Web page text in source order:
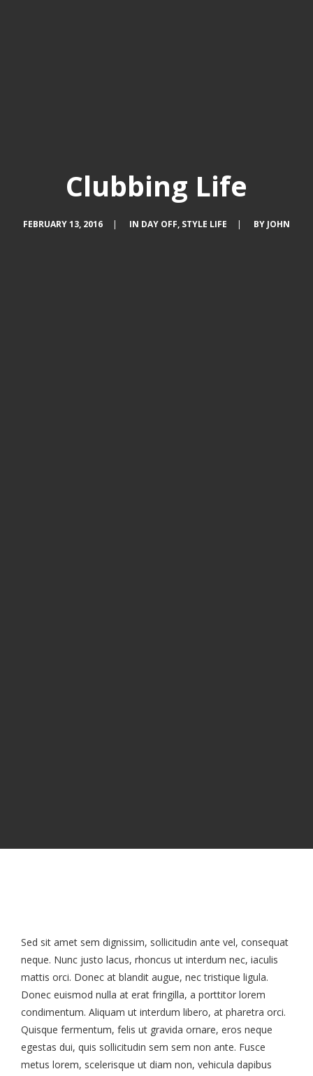
Clubbing Life
FEBRUARY 13, 2016 | IN DAY OFF, STYLE LIFE | BY JOHN
Sed sit amet sem dignissim, sollicitudin ante vel, consequat
neque. Nunc justo lacus, rhoncus ut interdum nec, iaculis
mattis orci. Donec at blandit augue, nec tristique ligula.
Donec euismod nulla at erat fringilla, a porttitor lorem
condimentum. Aliquam ut interdum libero, at pharetra orci.
Quisque fermentum, felis ut gravida ornare, eros neque
egestas dui, quis sollicitudin sem sem non ante. Fusce
metus lorem, scelerisque ut diam non, vehicula dapibus